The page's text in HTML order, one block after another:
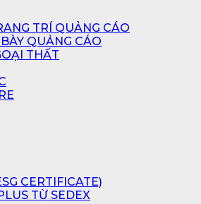
TRÍ QUẢNG CÁO
QUẢNG CÁO
THẤT
CERTIFICATE)
TỪ SEDEX